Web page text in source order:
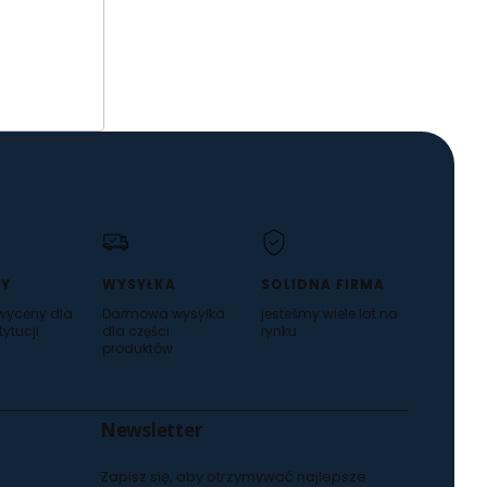
dla
WYSYŁKA
Darmowa wysyłka
dla części
produktów
SOLIDNA FIRMA
jesteśmy wiele lat na
rynku
Newsletter
Zapisz się, aby otrzymywać najlepsze